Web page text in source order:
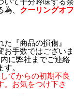
いて十分吟味する余
、 クーリングオフ
『商品の損傷』
お手数ではございま
に弊社までご連絡
。
てからの初期不良
。お気をつけ下さ